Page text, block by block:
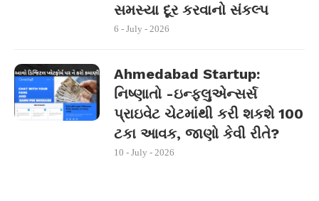
સમસ્યા દૂર કરવાનો સંકલ્પ
6 - July - 2026
Ahmedabad Startup:
નિષ્ણાતો -ઇન્ફ્લુએન્સર્સ
પ્રાઇવેટ ચેટમાંથી કરી શકશે 100
ટકા આવક, જાણો કેવી રીતે?
10 - July - 2026